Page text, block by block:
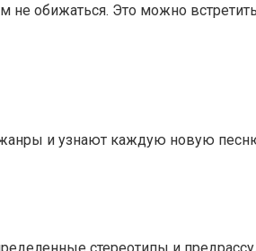
не обижаться. Это можно
и узнают каждую новую